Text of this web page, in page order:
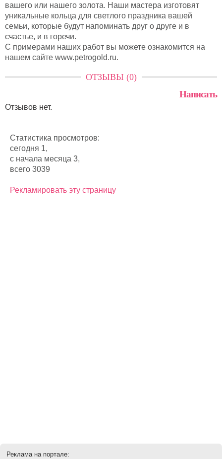
вашего или нашего золота. Наши мастера изготовят
уникальные кольца для светлого праздника вашей
семьи, которые будут напоминать друг о друге и в
счастье, и в горечи.
С примерами наших работ вы можете ознакомится на
нашем сайте www.petrogold.ru.
ОТЗЫВЫ (0)
Написать
Отзывов нет.
Статистика просмотров:
сегодня 1,
с начала месяца 3,
всего 3039
Рекламировать эту страницу
Реклама на портале: